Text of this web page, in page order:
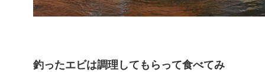
釣ったエビは調理してもらって食べてみ